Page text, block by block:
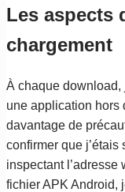
Les aspects
chargement
À chaque download,
une application hors
davantage de
confirmer que
inspectant l’adresse
fichier APK Android,